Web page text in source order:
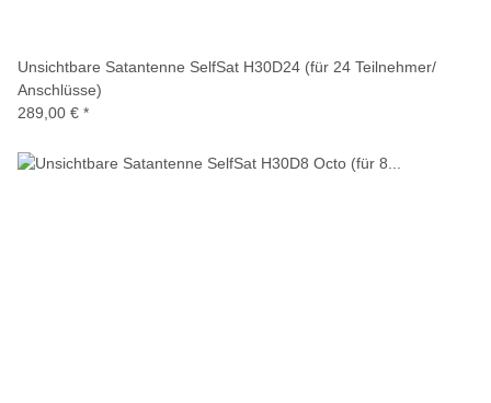
Unsichtbare Satantenne SelfSat H30D24 (für 24 Teilnehmer/
Anschlüsse)
289,00 € *